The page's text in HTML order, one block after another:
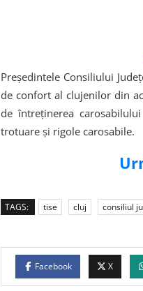
Președintele Consiliului
de confort al clujenilor din
de întreținerea
trotuare și rigole carosabile.
TAGS: tise cluj consiliul
Facebook X